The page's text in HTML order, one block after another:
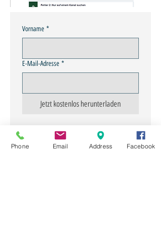
Vorname *
E-Mail-Adresse *
Jetzt kostenlos herunterladen
Über uns
Phone Email Address Facebook